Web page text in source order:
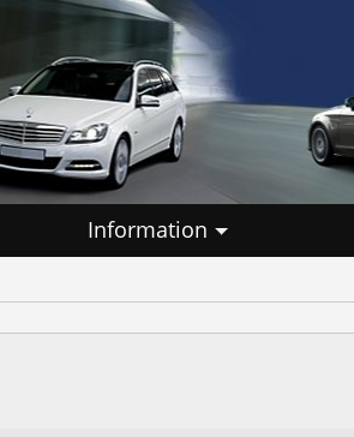
Information